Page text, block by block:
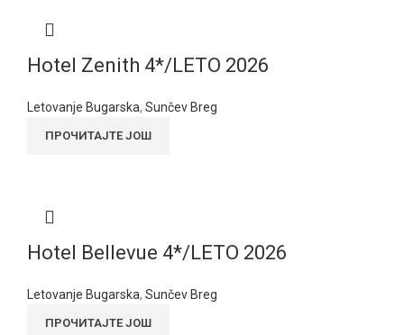
Hotel Zenith 4*/LETO 2026
Letovanje Bugarska, Sunčev Breg
ПРОЧИТАЈТЕ ЈОШ
Hotel Bellevue 4*/LETO 2026
Letovanje Bugarska, Sunčev Breg
ПРОЧИТАЈТЕ ЈОШ